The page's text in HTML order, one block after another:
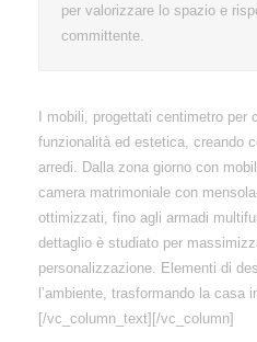
per valorizzare lo spazio e
committente.
I mobili, progettati centimetro per
funzionalità ed estetica, creando
arredi. Dalla zona giorno con
camera matrimoniale con
ottimizzati, fino agli armadi
dettaglio è studiato per
personalizzazione. Elementi di
l’ambiente, trasformando la casa
[/vc_column_text][/vc_column]